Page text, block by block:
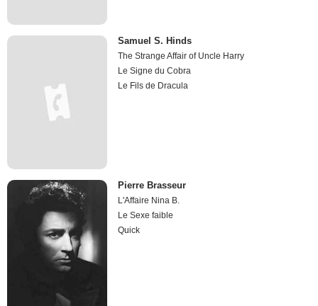
Samuel S. Hinds
The Strange Affair of Uncle Harry
Le Signe du Cobra
Le Fils de Dracula
Pierre Brasseur
L'Affaire Nina B.
Le Sexe faible
Quick